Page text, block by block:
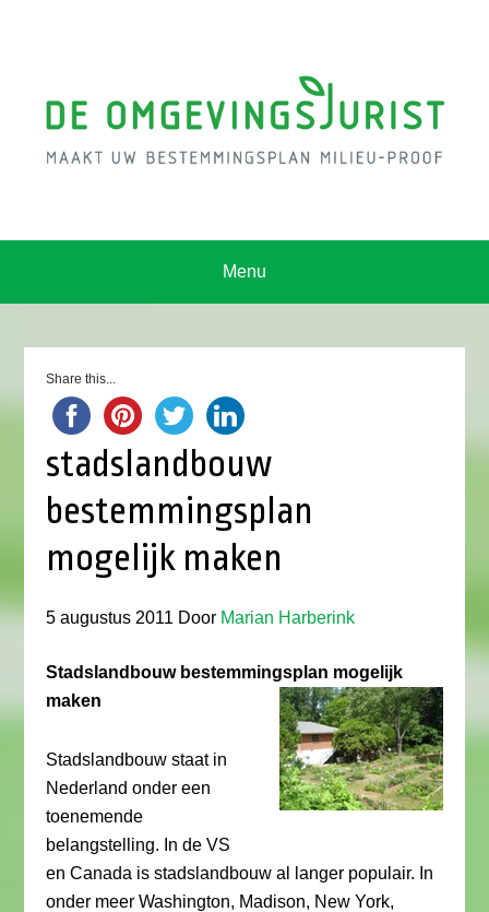
Menu
Share this...
stadslandbouw
bestemmingsplan
mogelijk maken
5 augustus 2011 Door Marian Harberink
Stadslandbouw bestemmingsplan mogelijk
maken
Stadslandbouw staat in
Nederland onder een
toenemende
belangstelling. In de VS
en Canada is stadslandbouw al langer populair. In
onder meer Washington, Madison, New York,